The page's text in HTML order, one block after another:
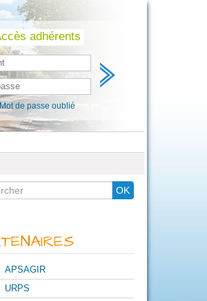
adhérents
Mot de passe oublié
OK
APSAGIR
URPS